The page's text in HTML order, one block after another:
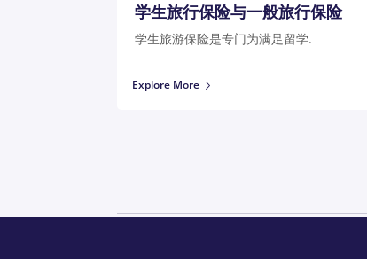
学生旅行保险与一般旅行保险
学生旅游保险是专门为满足留学.
Explore More